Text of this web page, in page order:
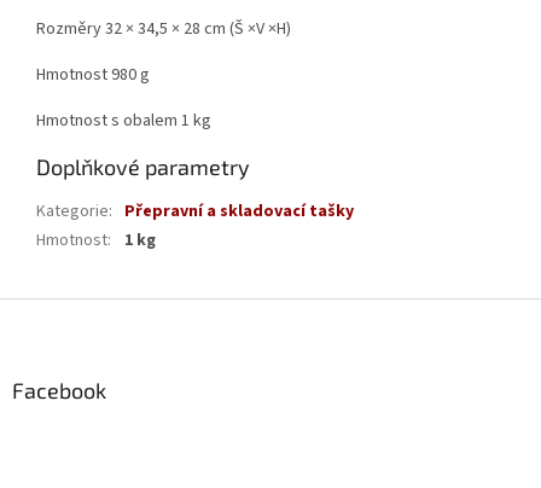
Rozměry 32 × 34,5 × 28 cm (Š ×V ×H)
Hmotnost 980 g
Hmotnost s obalem 1 kg
Doplňkové parametry
Kategorie: Přepravní a skladovací tašky
Hmotnost: 1 kg
Facebook